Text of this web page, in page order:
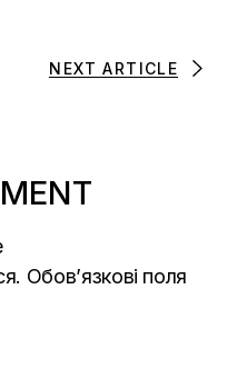
NEXT ARTICLE
Обов’язкові поля